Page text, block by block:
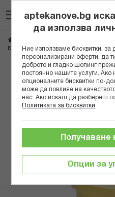
към
съдържанието
Бебешки аксесоари за хранене
Преминете
края
изображенията
aptekanove.bg
да използва
Ние използваме бисквитки, за
персонализирани оферти, да
доброто и гладко шопинг
постоянно нашите услуги.
опционалните бисквитки по-
може да повлияе на
нас. Ако искаш да разбереш
Политиката за бисквитки
Опции за
Получаване